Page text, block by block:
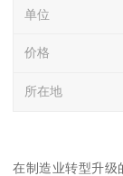
单位
价格
所在地
在制造业转型升级